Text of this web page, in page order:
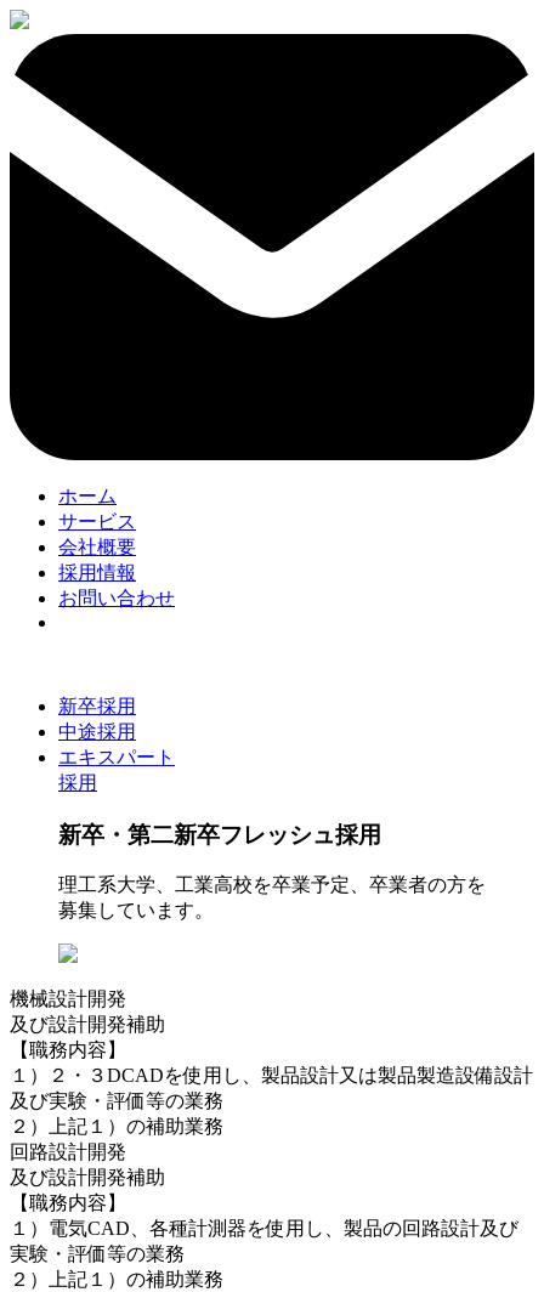
ホーム
サービス
会社概要
採用情報
お問い合わせ
新卒採用
中途採用
エキスパート
採用
新卒・第二新卒フレッシュ採用
理工系大学、工業高校を卒業予定、卒業者の方を
募集しています。
機械設計開発
及び設計開発補助
【職務内容】
１）２・３DCADを使用し、製品設計又は製品製造設備設計
及び実験・評価等の業務
２）上記１）の補助業務
回路設計開発
及び設計開発補助
【職務内容】
１）電気CAD、各種計測器を使用し、製品の回路設計及び
実験・評価等の業務
２）上記１）の補助業務